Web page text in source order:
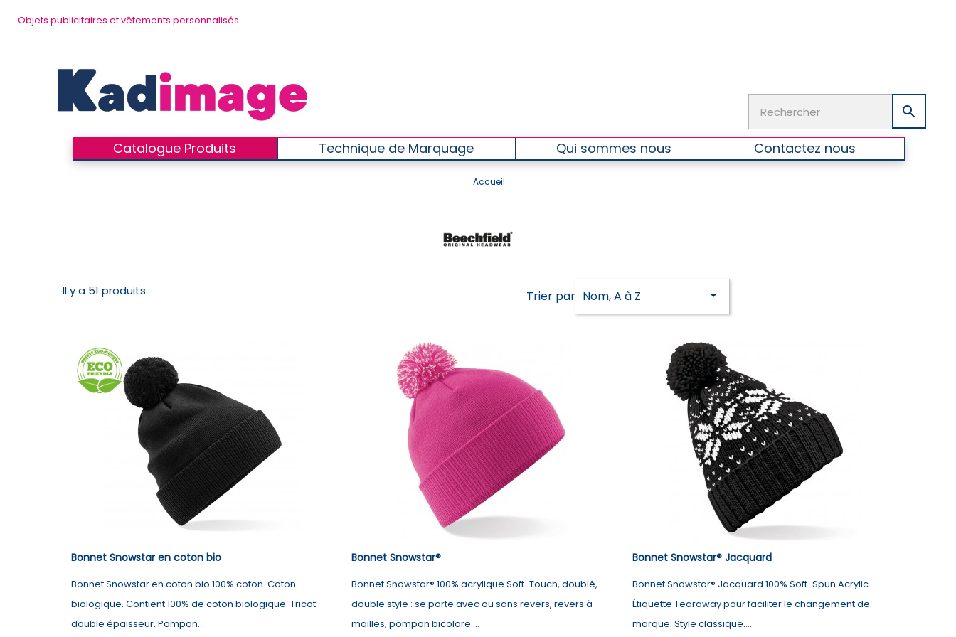
Objets publicitaires et vêtements personnalisés

Catalogue Produits Technique de Marquage Qui sommes nous Contactez nous
Accueil
Il y a 51 produits. Trier par : Nom, A à Z 
Bonnet Snowstar en coton bio
Bonnet Snowstar en coton bio 100% coton. Coton
biologique. Contient 100% de coton biologique. Tricot
double épaisseur. Pompon...
Bonnet Snowstar®
Bonnet Snowstar® 100% acrylique Soft-Touch, doublé,
double style : se porte avec ou sans revers, revers à
mailles, pompon bicolore....
Bonnet Snowstar® Jacquard
Bonnet Snowstar® Jacquard 100% Soft-Spun Acrylic.
Étiquette Tearaway pour faciliter le changement de
marque. Style classique....